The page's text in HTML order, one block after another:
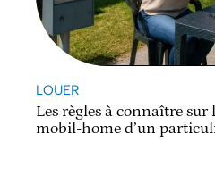
LOUER
Les règles à connaître sur
mobil-home d’un